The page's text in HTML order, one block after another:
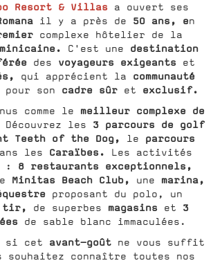
Resort & Villas
a ouvert ses
il y a près de 50 ans, en
complexe hôtelier de la
C'est une destination
des voyageurs exigeants
et
qui apprécient la communauté
pour son cadre sûr et exclusif.
comme le meilleur complexe de
Découvrez les 3 parcours de golf
Teeth of the Dog,
le parcours
les Caraïbes. Les activités
: 8 restaurants exceptionnels,
Minitas Beach Club, une marina,
proposant du polo, un
tir, de superbes magasins et 3
de sable blanc immaculées.
si cet avant-goûtne vous suffit
souhaitez connaître toutes nos